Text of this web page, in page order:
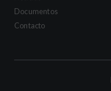
Documentos
Contacto